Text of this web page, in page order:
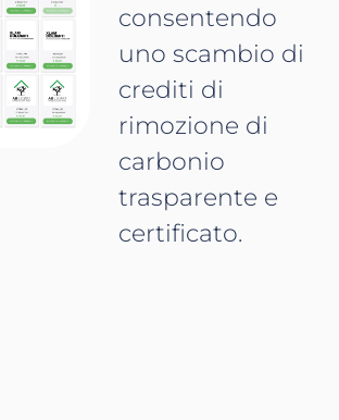
consentendo
uno scambio di
crediti di
rimozione di
carbonio
trasparente e
certificato.